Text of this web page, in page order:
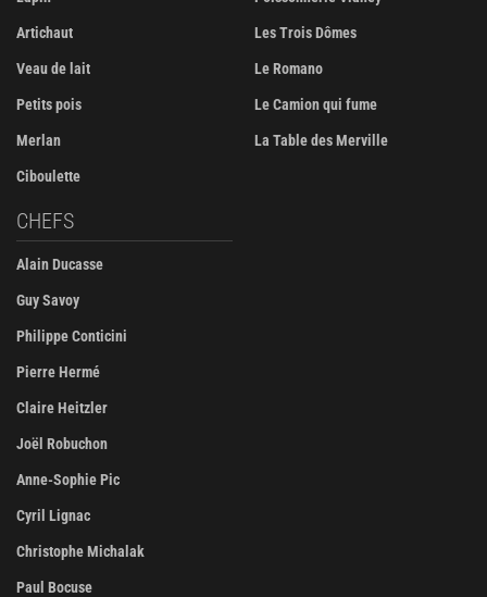
Artichaut
Veau de lait
Petits pois
Merlan
Ciboulette
Les Trois Dômes
Le Romano
Le Camion qui fume
La Table des Merville
CHEFS
Alain Ducasse
Guy Savoy
Philippe Conticini
Pierre Hermé
Claire Heitzler
Joël Robuchon
Anne-Sophie Pic
Cyril Lignac
Christophe Michalak
Paul Bocuse